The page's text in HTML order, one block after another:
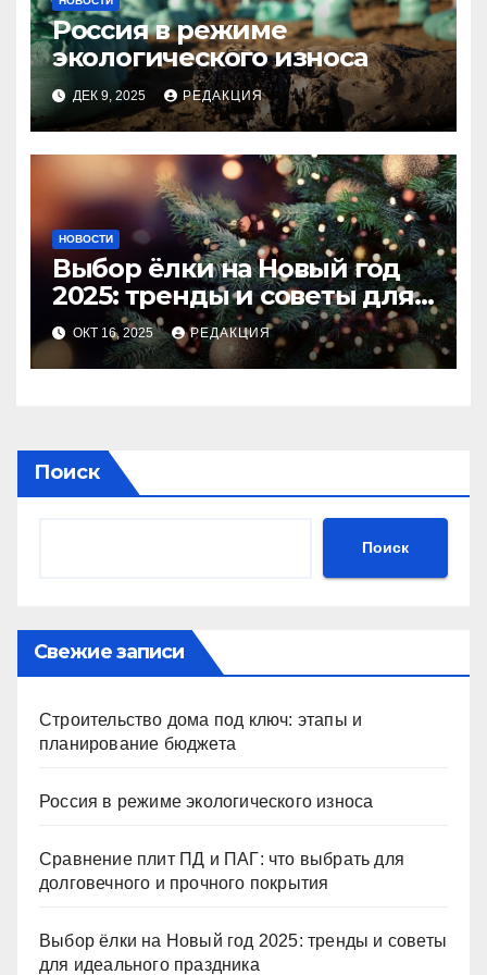
Россия в режиме
экологического износа
ДЕК 9, 2025 РЕДАКЦИЯ
НОВОСТИ
Выбор ёлки на Новый год
2025: тренды и советы для
идеального праздника
ОКТ 16, 2025 РЕДАКЦИЯ
Поиск
Поиск
Свежие записи
Строительство дома под ключ: этапы и
планирование бюджета
Россия в режиме экологического износа
Сравнение плит ПД и ПАГ: что выбрать для
долговечного и прочного покрытия
Выбор ёлки на Новый год 2025: тренды и советы
для идеального праздника